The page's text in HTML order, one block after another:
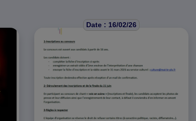
Date : 16/02/26